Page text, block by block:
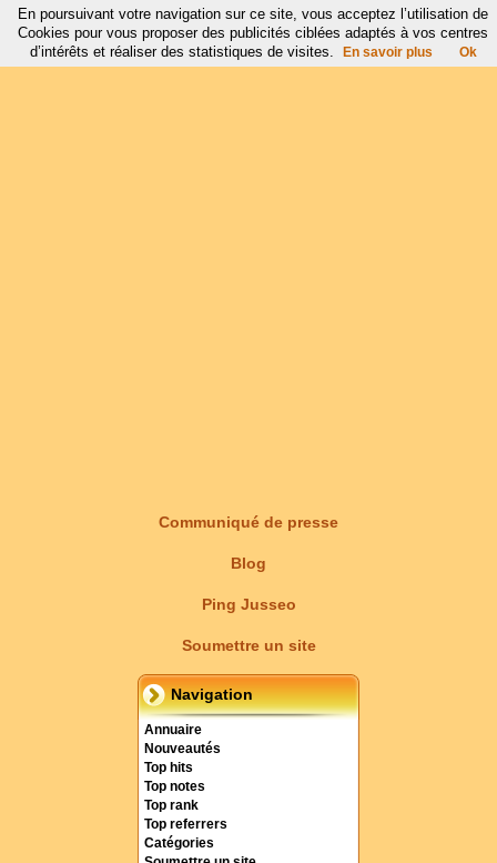
Communiqué de presse
Blog
Ping Jusseo
Soumettre un site
Navigation
Annuaire
Nouveautés
Top hits
Top notes
Top rank
Top referrers
Catégories
En poursuivant votre navigation sur ce site, vous acceptez l’utilisation de
Cookies pour vous proposer des publicités ciblées adaptés à vos centres
d’intérêts et réaliser des statistiques de visites.
En savoir plus Ok